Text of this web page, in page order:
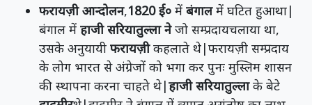
फरायज़ी आन्दोलन,1820 ई० में बंगालमें घटित हुआथा|
बंगाल में हाजी सरियातुल्ला नेजो सम्प्रदायचलाया था,
उसके अनुयायी फरायज़ीकहलाते थे|फरायज़ी सम्प्रदाय
के लोग भारत से अंग्रेजों को भगा कर पुनः मुस्लिम शासन
की स्थापना करना चाहते थे|हाजी सरियातुल्लाके बेटे